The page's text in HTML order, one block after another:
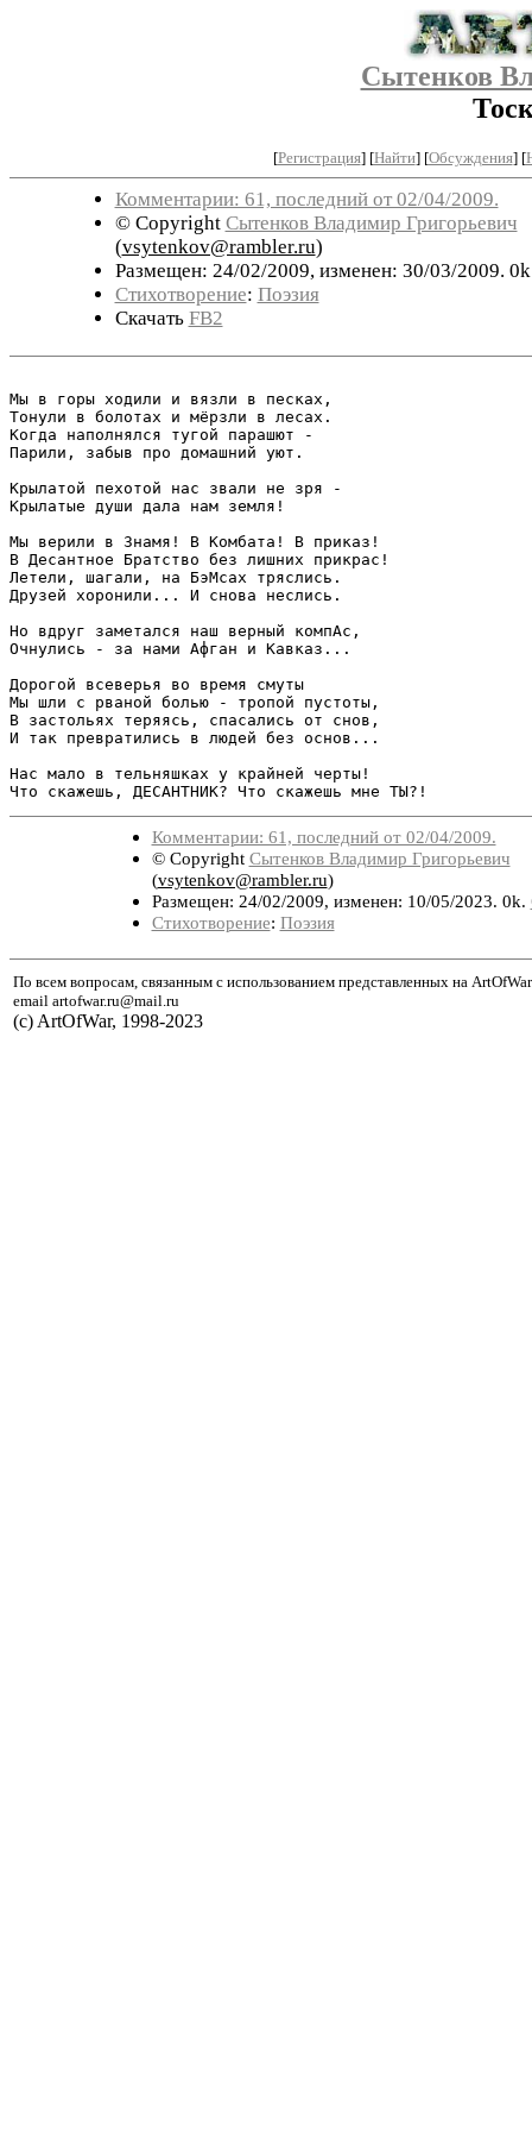
Сытенков
[Регистрация] [Найти] [Обсуждения] [
Комментарии: 61, последний от 02/04/2009.
© Copyright Сытенков Владимир Григорьевич
(vsytenkov@rambler.ru)
Размещен: 24/02/2009, изменен: 30/03/2009.
Стихотворение: Поэзия
Скачать FB2
Мы в горы ходили и вязли в песках,
Тонули в болотах и мёрзли в лесах.
Когда наполнялся тугой парашют -
Парили, забыв про домашний уют.
Крылатой пехотой нас звали не зря -
Крылатые души дала нам земля!
Мы верили в Знамя! В Комбата! В приказ!
В Десантное Братство без лишних прикрас!
Летели, шагали, на БэМсах тряслись.
Друзей хоронили... И снова неслись.
Но вдруг заметался наш верный компАс,
Очнулись - за нами Афган и Кавказ...
Дорогой всеверья во время смуты
Мы шли с рваной болью - тропой пустоты,
В застольях теряясь, спасались от снов,
И так превратились в людей без основ...
Нас мало в тельняшках у крайней черты!
Что скажешь, ДЕСАНТНИК? Что скажешь мне ТЫ?!
Комментарии: 61, последний от 02/04/2009.
© Copyright Сытенков Владимир Григорьевич
(vsytenkov@rambler.ru)
Размещен: 24/02/2009, изменен: 10/05/2023. 0k.
Стихотворение: Поэзия
По всем вопросам, связанным с использованием представленных на
email artofwar.ru@mail.ru
(с) ArtOfWar, 1998-2023